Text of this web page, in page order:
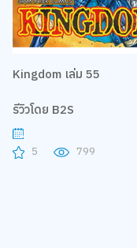
Kingdom เล่ม 55
รีวิวโดย B2S
5 799